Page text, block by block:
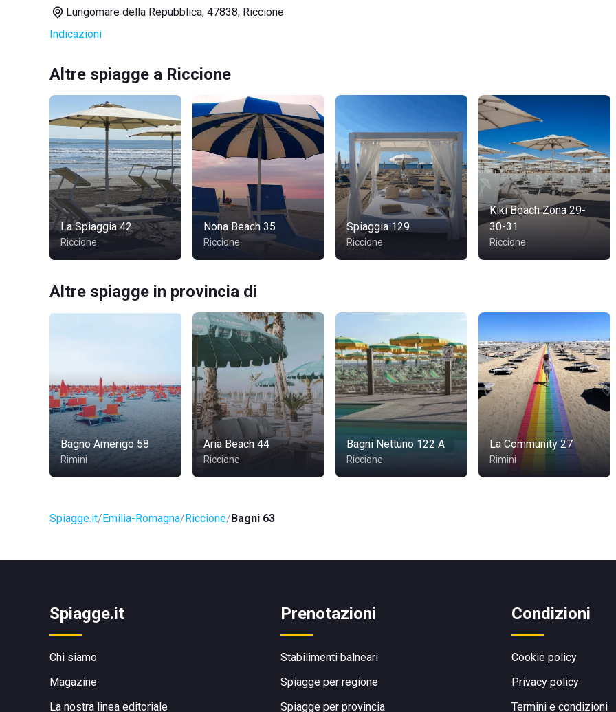
Lungomare della Repubblica, 47838, Riccione
Indicazioni
Altre spiagge a Riccione
La Spiaggia 42
Riccione
Nona Beach 35
Riccione
Spiaggia 129
Riccione
Kiki Beach Zona 29-
30-31
Riccione
Altre spiagge in provincia di
Bagno Amerigo 58
Rimini
Aria Beach 44
Riccione
Bagni Nettuno 122 A
Riccione
La Community 27
Rimini
Spiagge.it Emilia-Romagna Riccione Bagni 63
Spiagge.it
Chi siamo
Magazine
La nostra linea editoriale
Prenotazioni
Stabilimenti balneari
Spiagge per regione
Spiagge per provincia
Condizioni
Cookie policy
Privacy policy
Termini e condizioni